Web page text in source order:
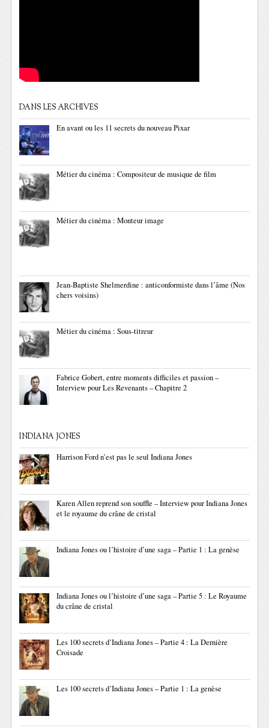
DANS LES ARCHIVES
En avant ou les 11 secrets du nouveau Pixar
Métier du cinéma : Compositeur de musique de film
Métier du cinéma : Monteur image
Jean-Baptiste Shelmerdine : anticonformiste dans l’âme (Nos
chers voisins)
Métier du cinéma : Sous-titreur
Fabrice Gobert, entre moments difficiles et passion –
Interview pour Les Revenants – Chapitre 2
INDIANA JONES
Harrison Ford n’est pas le seul Indiana Jones
Karen Allen reprend son souffle – Interview pour Indiana Jones
et le royaume du crâne de cristal
Indiana Jones ou l’histoire d’une saga – Partie 1 : La genèse
Indiana Jones ou l’histoire d’une saga – Partie 5 : Le Royaume
du crâne de cristal
Les 100 secrets d’Indiana Jones – Partie 4 : La Dernière
Croisade
Les 100 secrets d’Indiana Jones – Partie 1 : La genèse